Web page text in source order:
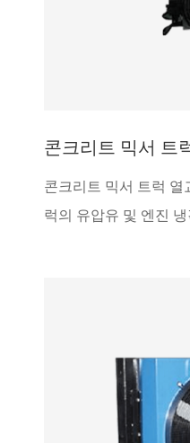
콘크리트 믹서 트
콘크리트 믹서 트럭
럭의 유압유 및 엔진